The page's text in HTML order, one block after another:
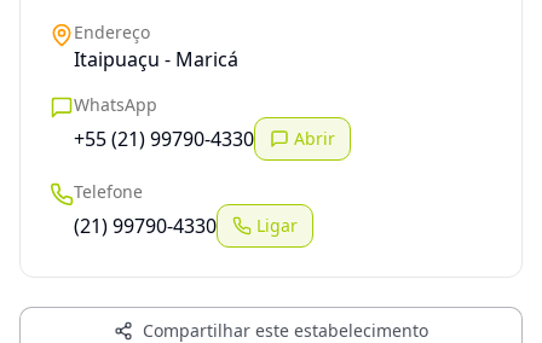
Endereço
Itaipuaçu - Maricá
WhatsApp
+55 (21) 99790-4330 Abrir
Telefone
(21) 99790-4330 Ligar
Compartilhar este estabelecimento